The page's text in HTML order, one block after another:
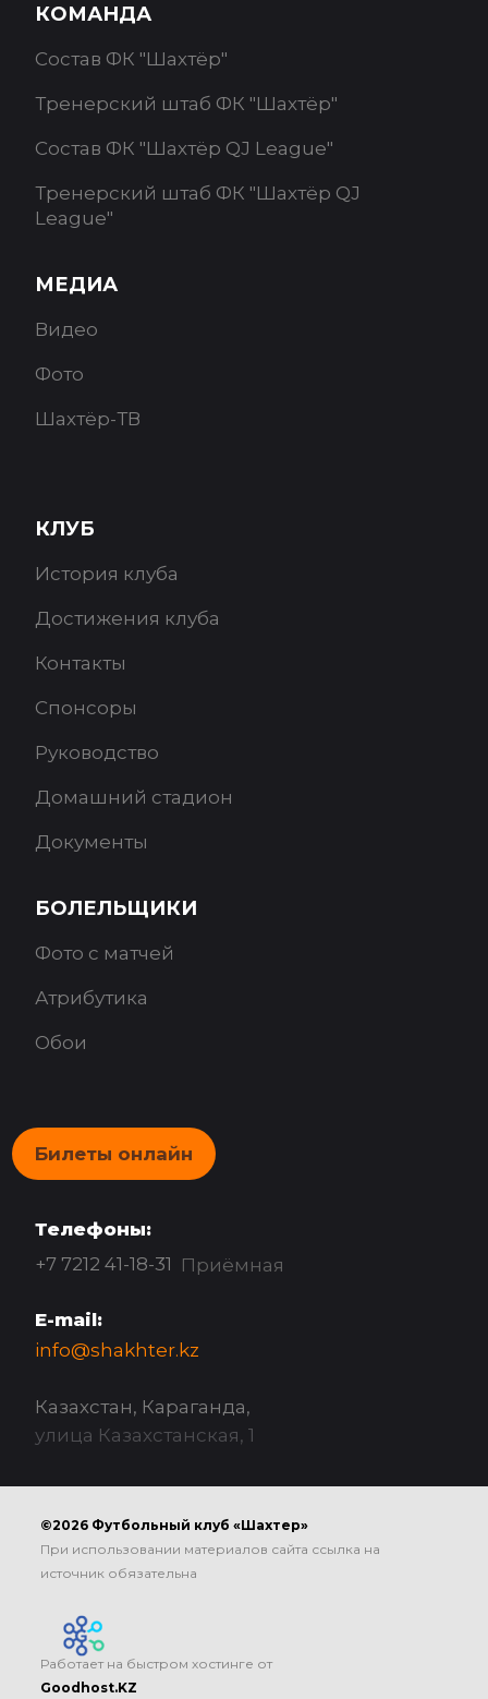
КОМАНДА
Состав ФК "Шахтёр"
Тренерский штаб ФК "Шахтёр"
Состав ФК "Шахтёр QJ League"
Тренерский штаб ФК "Шахтёр QJ
League"
МЕДИА
Видео
Фото
Шахтёр-ТВ
КЛУБ
История клуба
Достижения клуба
Контакты
Спонсоры
Руководство
Домашний стадион
Документы
БОЛЕЛЬЩИКИ
Фото с матчей
Атрибутика
Обои
Билеты онлайн
Телефоны:
+7 7212 41-18-31 Приёмная
E-mail:
info@shakhter.kz
Казахстан, Караганда,
улица Казахстанская, 1
©2026 Футбольный клуб «Шахтер»
При использовании материалов сайта ссылка на
источник обязательна
Работает на быстром хостинге от
Goodhost.KZ